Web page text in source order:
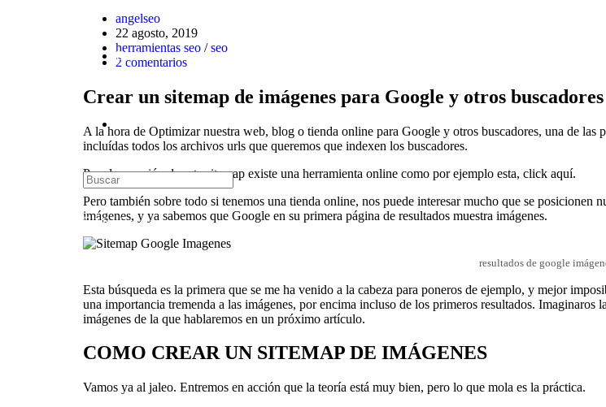
BLOG
Menú
angelseo
22 agosto, 2019
herramientas seo /seo
2 comentarios
Crear un sitemap de imágenes para Google y otros buscadores
A la hora de Optimizar nuestra web, blog o tienda online para Google y otros buscadores, una de las
incluídas todos los archivos urls que queremos que indexen los buscadores.
Para la creación de este sitemap existe una herramienta online como por ejemplo esta, click aquí.
Pero también sobre todo si tenemos una tienda online, nos puede interesar mucho que se posicionen
imágenes, y ya sabemos que Google en su primera página de resultados muestra imágenes.
resultados de google
Esta búsqueda es la primera que se me ha venido a la cabeza para poneros de ejemplo, y mejor
una importancia tremenda a las imágenes, por encima incluso de los primeros resultados.
imágenes de la que hablaremos en un próximo artículo.
COMO CREAR UN SITEMAP DE IMÁGENES
Vamos ya al jaleo. Entremos en acción que la teoría está muy bien, pero lo que mola es la práctica.